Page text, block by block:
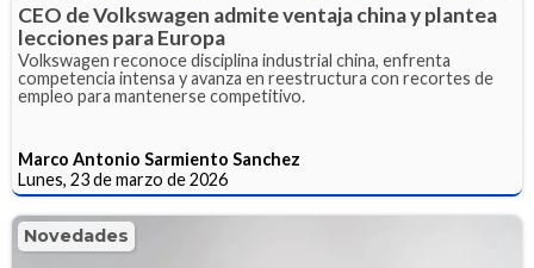
CEO de Volkswagen admite ventaja china y plantea
lecciones para Europa
Volkswagen reconoce disciplina industrial china, enfrenta
competencia intensa y avanza en reestructura con recortes de
empleo para mantenerse competitivo.
Marco Antonio Sarmiento Sanchez
Lunes, 23 de marzo de 2026
Novedades